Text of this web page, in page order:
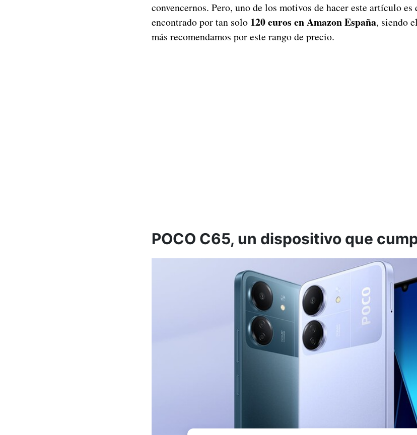
convencernos. Pero, uno de los motivos de hacer este artículo es
encontrado por tan solo 120 euros en Amazon España, siendo
más recomendamos por este rango de precio.
POCO C65, un dispositivo que